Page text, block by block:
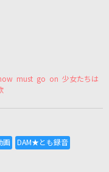
ト
る曲の一覧
must go on 少女たちは